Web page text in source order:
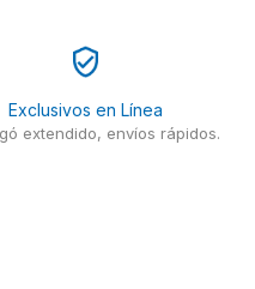
Exclusivos en Línea
extendido, envíos rápidos.